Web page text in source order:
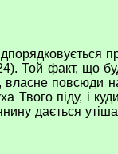
Той факт, що
власне повсюди
піду, і
дається